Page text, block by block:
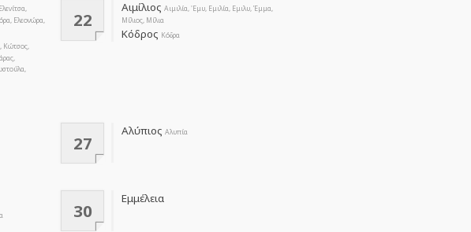
Ελεονώρα,
Κώτσος,
22
Αιμίλιος Αιμιλία, 'Eμυ, Εμιλία, Εμιλυ, Έμμα,
Μίλιος, Μίλια
Κόδρος Κόδρα
27
Αλύπιος Αλυπία
30
Εμμέλεια